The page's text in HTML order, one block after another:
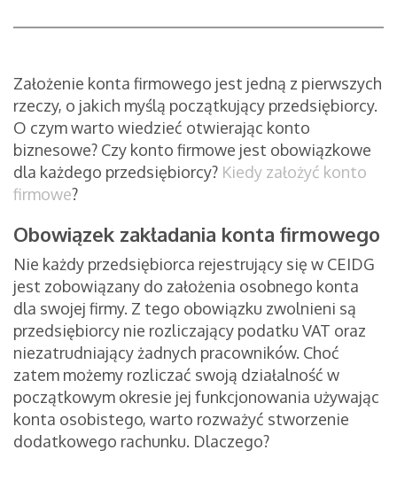
Założenie konta firmowego jest jedną z pierwszych
rzeczy, o jakich myślą początkujący przedsiębiorcy.
O czym warto wiedzieć otwierając konto
biznesowe? Czy konto firmowe jest obowiązkowe
dla każdego przedsiębiorcy? Kiedy założyć konto
firmowe?
Obowiązek zakładania konta firmowego
Nie każdy przedsiębiorca rejestrujący się w CEIDG
jest zobowiązany do założenia osobnego konta
dla swojej firmy. Z tego obowiązku zwolnieni są
przedsiębiorcy nie rozliczający podatku VAT oraz
niezatrudniający żadnych pracowników. Choć
zatem możemy rozliczać swoją działalność w
początkowym okresie jej funkcjonowania używając
konta osobistego, warto rozważyć stworzenie
dodatkowego rachunku. Dlaczego?